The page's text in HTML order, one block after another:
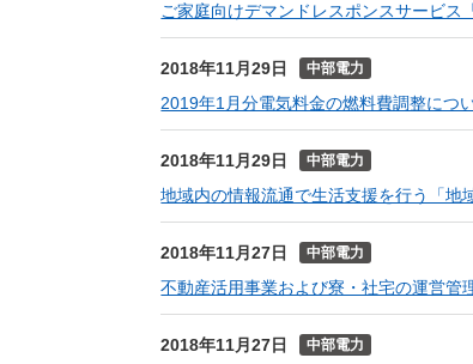
ご家庭向けデマンドレスポンスサービ
2018年11月29日 中部電力
2019年1月分電気料金の燃料費調整につ
2018年11月29日 中部電力
地域内の情報流通で生活支援を行う「地
2018年11月27日 中部電力
不動産活用事業および寮・社宅の運営管
2018年11月27日 中部電力